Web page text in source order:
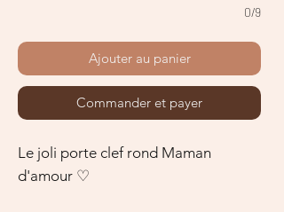
0/9
Ajouter au panier
Commander et payer
Le joli porte clef rond Maman
d'amour ♡